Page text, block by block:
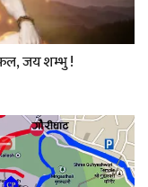
जय शम्भु !